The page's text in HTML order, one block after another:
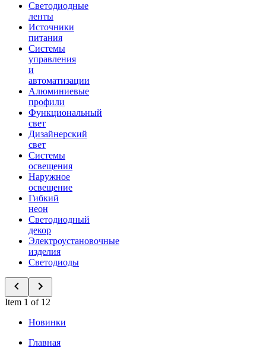
Светодиодные
ленты
Источники
питания
Системы
управления
и
автоматизации
Алюминиевые
профили
Функциональный
свет
Дизайнерский
свет
Системы
освещения
Наружное
освещение
Гибкий
неон
Светодиодный
декор
Электроустановочные
изделия
Светодиоды
Item 1 of 12
Новинки
Главная